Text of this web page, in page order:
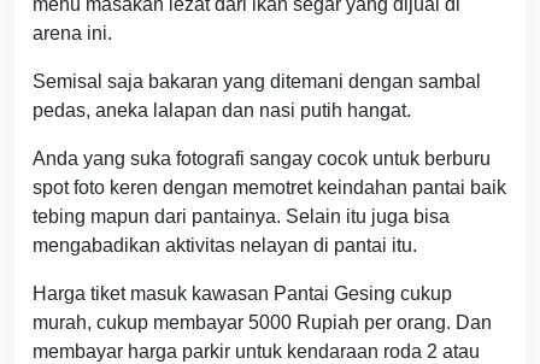
menu masakan lezat dari ikan segar yang dijual di
arena ini.
Semisal saja bakaran yang ditemani dengan sambal
pedas, aneka lalapan dan nasi putih hangat.
Anda yang suka fotografi sangay cocok untuk berburu
spot foto keren dengan memotret keindahan pantai baik
tebing mapun dari pantainya. Selain itu juga bisa
mengabadikan aktivitas nelayan di pantai itu.
Harga tiket masuk kawasan Pantai Gesing cukup
murah, cukup membayar 5000 Rupiah per orang. Dan
membayar harga parkir untuk kendaraan roda 2 atau